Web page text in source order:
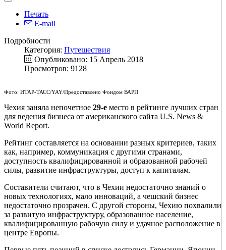
Печать
E-mail
Подробности
Категория: Путешествия
Опубликовано: 15 Апрель 2018
Просмотров: 9128
Фото: ИТАР-ТАСС/YAY/Предоставлено Фондом ВАРП
Чехия заняла непочетное 29-е место в рейтинге лучших стран
для ведения бизнеса от американского сайта U.S. News &
World Report.
Рейтинг составляется на основании разных критериев, таких
как, например, коммуникация с другими странами,
доступность квалифицированной и образованной рабочей
силы, развитие инфраструктуры, доступ к капиталам.
Составители считают, что в Чехии недостаточно знаний о
новых технологиях, мало инноваций, а чешский бизнес
недостаточно прозрачен. С другой стороны, Чехию похвалили
за развитую инфраструктуру, образованное население,
квалифицированную рабочую силу и удачное расположение в
центре Европы.